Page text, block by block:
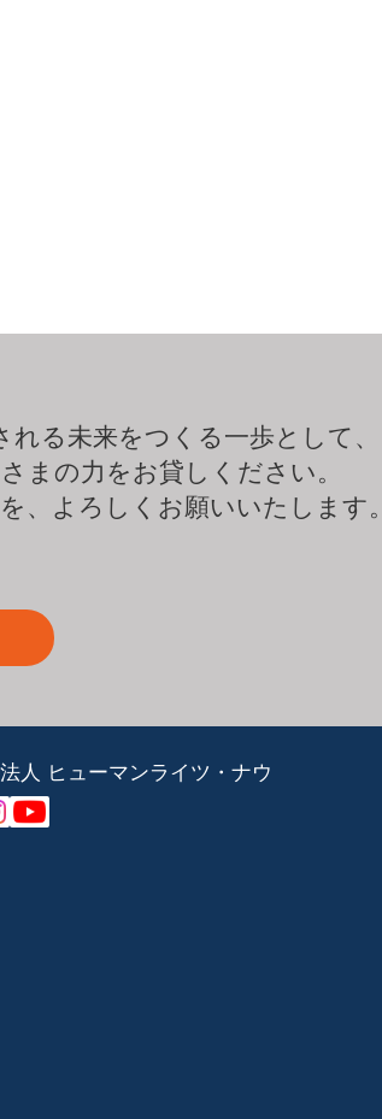
れる未来をつくる一歩として、
まの力をお貸しください。
、よろしくお願いいたします。
人 ヒューマンライツ・ナウ